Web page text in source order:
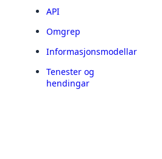
API
Omgrep
Informasjonsmodellar
Tenester og
hendingar